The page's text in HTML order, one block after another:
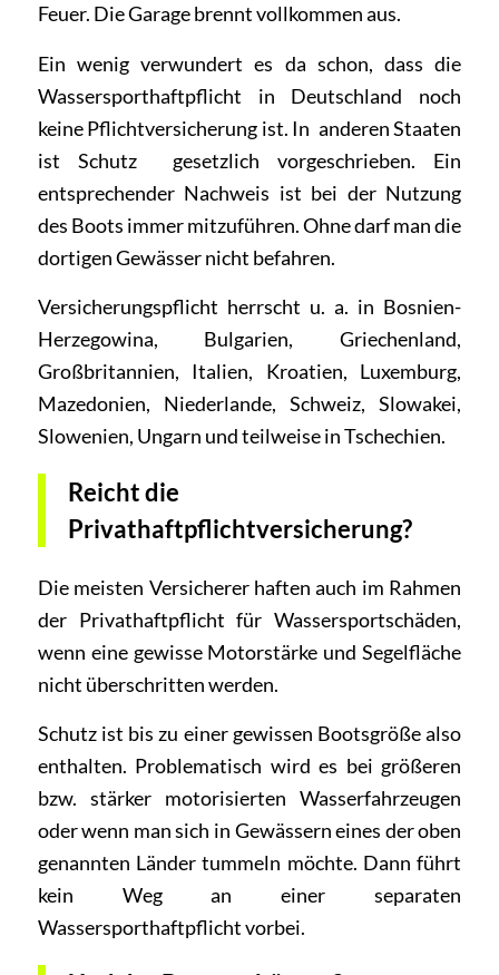
Feuer. Die Garage brennt vollkommen aus.
Ein wenig verwundert es da schon, dass die
Wassersporthaftpflicht in Deutschland noch
keine Pflichtversicherung ist. In anderen Staaten
ist Schutz gesetzlich vorgeschrieben. Ein
entsprechender Nachweis ist bei der Nutzung
des Boots immer mitzuführen. Ohne darf man die
dortigen Gewässer nicht befahren.
Versicherungspflicht herrscht u. a. in Bosnien-
Herzegowina, Bulgarien, Griechenland,
Großbritannien, Italien, Kroatien, Luxemburg,
Mazedonien, Niederlande, Schweiz, Slowakei,
Slowenien, Ungarn und teilweise in Tschechien.
Reicht die
Privathaftpflichtversicherung?
Die meisten Versicherer haften auch im Rahmen
der Privathaftpflicht für Wassersportschäden,
wenn eine gewisse Motorstärke und Segelfläche
nicht überschritten werden.
Schutz ist bis zu einer gewissen Bootsgröße also
enthalten. Problematisch wird es bei größeren
bzw. stärker motorisierten Wasserfahrzeugen
oder wenn man sich in Gewässern eines der oben
genannten Länder tummeln möchte. Dann führt
kein Weg an einer separaten
Wassersporthaftpflicht vorbei.